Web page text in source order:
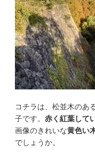
コチラは、松並木のあ
子です。 赤く紅葉して
画像のきれいな黄色い
でしょうか。